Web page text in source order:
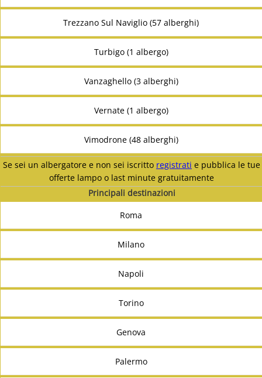
Trezzano Sul Naviglio (57 alberghi)
Turbigo (1 albergo)
Vanzaghello (3 alberghi)
Vernate (1 albergo)
Vimodrone (48 alberghi)
Se sei un albergatore e non sei iscritto registrati e pubblica le tue
offerte lampo o last minute gratuitamente
Principali destinazioni
Roma
Milano
Napoli
Torino
Genova
Palermo